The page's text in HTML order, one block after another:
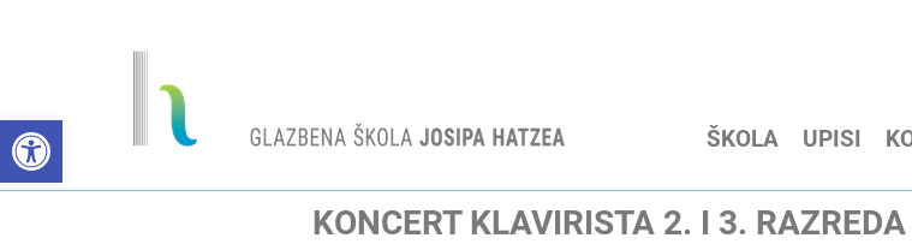
Open toolbar ŠKOLA UPISI
KONCERT KLAVIRISTA 2. I 3.